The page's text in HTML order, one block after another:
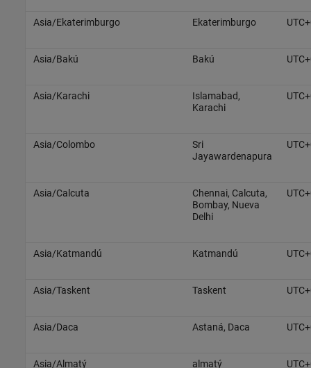
Asia/Ekaterimburgo Ekaterimburgo
Asia/Bakú Bakú
Asia/Karachi
Islamabad,
Karachi
Asia/Colombo
Sri
Jayawardenapura
Asia/Calcuta
Chennai, Calcuta,
Bombay, Nueva
Delhi
Asia/Katmandú Katmandú
Asia/Taskent Taskent
Asia/Daca Astaná, Daca
Asia/Almatý almatý